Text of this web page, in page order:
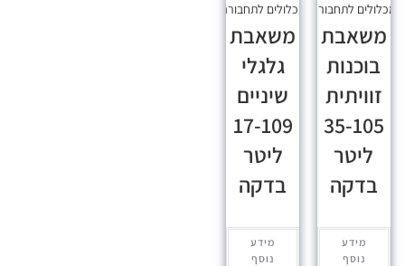
מכלולים לתחבורה
משאבת
בוכנות
זוויתית
35-105
ליטר
בדקה
מידע
נוסף
מכלולים לתחבורה
משאבת
גלגלי
שיניים
17-109
ליטר
בדקה
מידע
נוסף